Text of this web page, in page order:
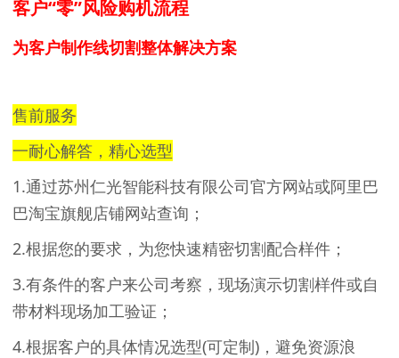
客户“零”风险购机流程
为客户制作线切割整体解决方案
售前服务
一耐心解答，精心选型
1.通过苏州仁光智能科技有限公司官方网站或阿里巴
巴淘宝旗舰店铺网站查询；
2.根据您的要求，为您快速精密切割配合样件；
3.有条件的客户来公司考察，现场演示切割样件或自
带材料现场加工验证；
4.根据客户的具体情况选型(可定制)，避免资源浪